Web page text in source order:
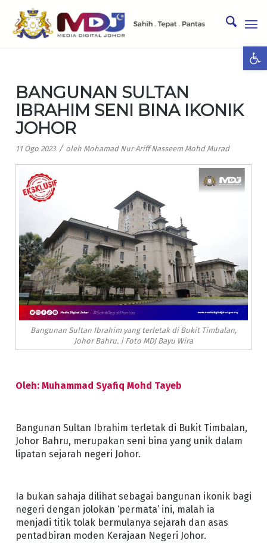
BANGUNAN SULTAN
IBRAHIM SENI BINA IKONIK
JOHOR
11 Ogo 2023 / oleh Mohamad Nur Ariff Nasseem Mohd Murad
Bangunan Sultan Ibrahim yang terletak di Bukit Timbalan,
Johor Bahru. | Foto MDJ Bayu Wira
Oleh: Muhammad Syafiq Mohd Tayeb
Bangunan Sultan Ibrahim terletak di Bukit Timbalan,
Johor Bahru, merupakan seni bina yang unik dalam
lipatan sejarah negeri Johor.
Ia bukan sahaja dilihat sebagai bangunan ikonik bagi
negeri dengan jolokan ‘permata’ ini, malah ia
menjadi titik tolak bermulanya sejarah dan asas
pentadbiran moden Kerajaan Negeri Johor.